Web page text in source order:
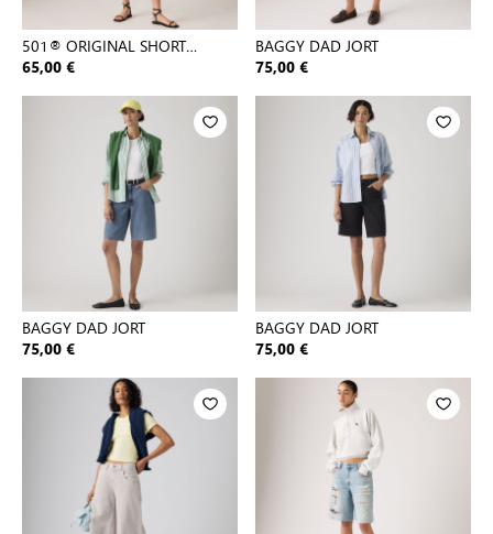
501® ORIGINAL SHORT
BLACKS
65,00 €
BAGGY DAD JORT
75,00 €
BAGGY DAD JORT
75,00 €
BAGGY DAD JORT
75,00 €